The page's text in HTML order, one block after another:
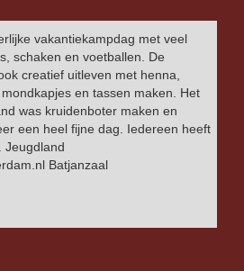
vakantiekampdag met veel
schaken en voetballen. De
creatief uitleven met henna,
en tassen maken. Het
was kruidenboter maken en
een heel fijne dag. Iedereen heeft
Jeugdland
Batjanzaal